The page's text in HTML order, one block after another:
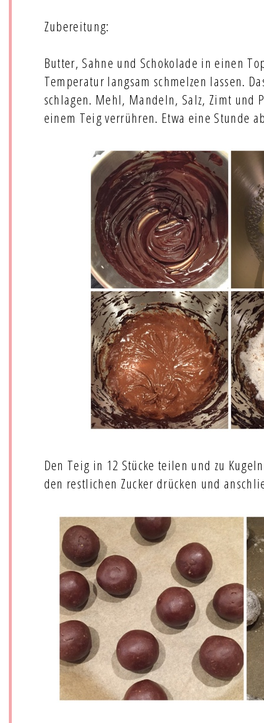
Zubereitung:
Butter, Sahne und Schokolade in einen
Temperatur langsam schmelzen lassen.
schlagen. Mehl, Mandeln, Salz, Zimt und
einem Teig verrühren. Etwa eine Stunde
Den Teig in 12 Stücke teilen und zu
den restlichen Zucker drücken und